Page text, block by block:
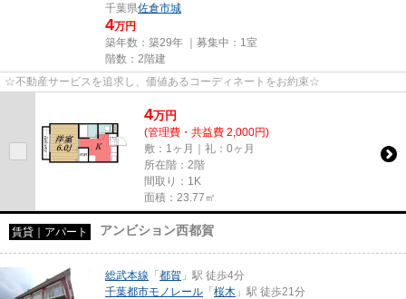
千葉県佐倉市城
4万円
築年数：築29年 ｜募集中： 1室
階数：2階建
☆不動産サービスを追求し、価値あるコーディネートをお約束☆
4万円
(管理費・共益費 2,000円)
敷：1ヶ月｜礼：0ヶ月
所在階：2階
間取り：1K
面積：23.77㎡
賃貸｜アパート アンビション西都賀
総武本線 「都賀 」駅 徒歩4分
千葉都市モノレール 「桜木 」駅 徒歩21分